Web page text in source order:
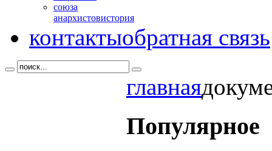
союза
анархистовистория
контактыобратная связь
главная
Популярное